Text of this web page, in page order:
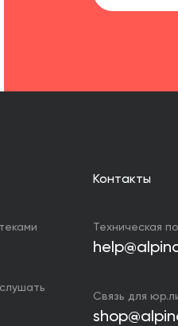
Контакты
Техническая
Связь для